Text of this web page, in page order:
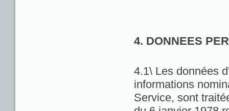
4. DONNEES
4.1\ Les données
informations
Service, sont